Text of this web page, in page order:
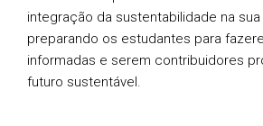
integração da sustentabilidade na
preparando os estudantes para
informadas e serem contribuidores
futuro sustentável.